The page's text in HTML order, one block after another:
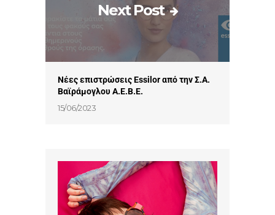
Next Post
Νέες επιστρώσεις Essilor από την Σ.Α.
Βαϊράμογλου Α.Ε.Β.Ε.
15/06/2023